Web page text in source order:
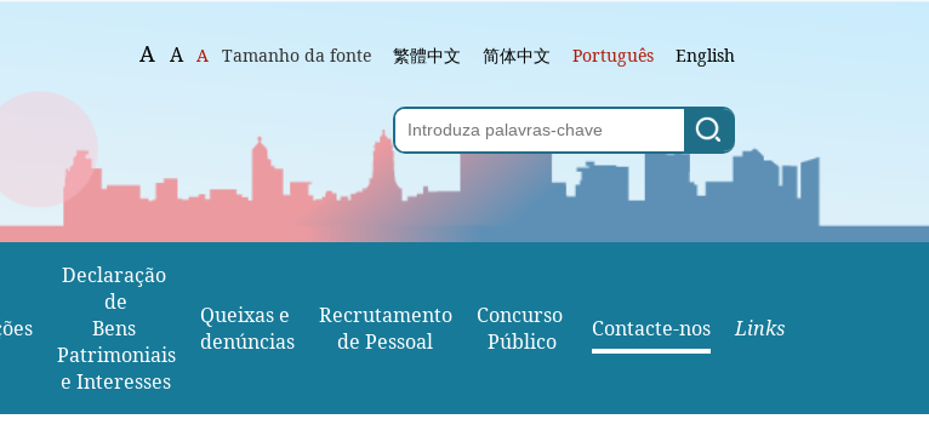
A A A Tamanho da fonte 繁體中文 简体中文 Português English
Declaração
de
Bens
Patrimoniais
e Interesses
Queixas e
denúncias
Recrutamento
de Pessoal
Concurso
Público
Contacte-nos Links